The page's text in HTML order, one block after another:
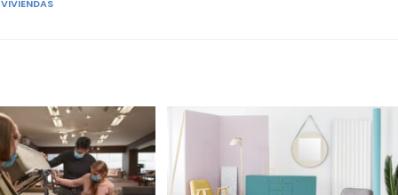
VIVIENDAS